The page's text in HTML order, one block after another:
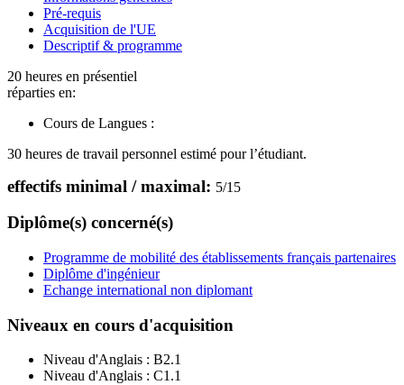
Pré-requis
Acquisition de l'UE
Descriptif & programme
20 heures en présentiel
réparties en:
Cours de Langues :
30 heures de travail personnel estimé pour l’étudiant.
effectifs minimal / maximal: 5/15
Diplôme(s) concerné(s)
Programme de mobilité des établissements français partenaires
Diplôme d'ingénieur
Echange international non diplomant
Niveaux en cours d'acquisition
Niveau d'Anglais : B2.1
Niveau d'Anglais : C1.1